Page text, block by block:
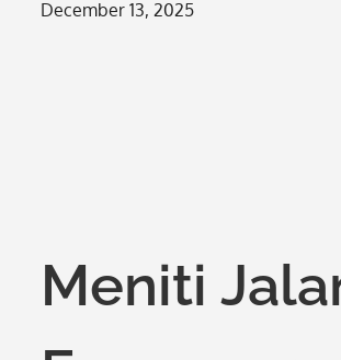
Posted
December 13, 2025
Meniti